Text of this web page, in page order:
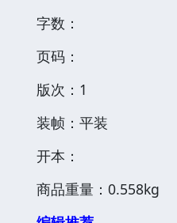
字数：
页码：
版次：1
装帧：平装
开本：
商品重量：0.558kg